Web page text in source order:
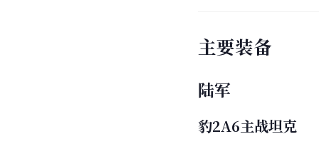
主要装备
陆军
豹2A6主战坦克